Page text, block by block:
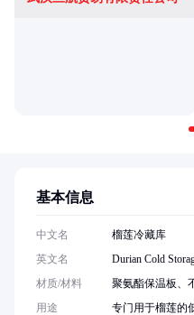
基本信息
中文名
榴莲冷藏库
英文名
Durian Cold
材质/材料
聚氨酯保温板、
用途
专门用于榴莲的